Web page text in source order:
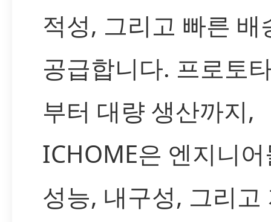
적성, 그리고 빠른 배
공급합니다. 프로토
부터 대량 생산까지,
ICHOME은 엔지니
성능, 내구성, 그리고